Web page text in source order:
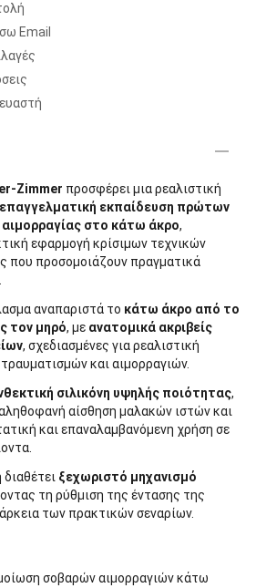
Email
Zimmer προσφέρει μια ρεαλιστική
επαγγελματική εκπαίδευση πρώτων
αιμορραγίας στο κάτω άκρο,
εφαρμογή κρίσιμων τεχνικών
που προσομοιάζουν πραγματικά
αναπαριστά το κάτω άκρο από το
τον μηρό, με ανατομικά ακριβείς
, σχεδιασμένες για ρεαλιστική
και αιμορραγιών.
σιλικόνη υψηλής ποιότητας,
αίσθηση μαλακών ιστών και
και επαναλαμβανόμενη χρήση σε
ξεχωριστό μηχανισμό
τη ρύθμιση της έντασης της
των πρακτικών σεναρίων.
σοβαρών αιμορραγιών κάτω